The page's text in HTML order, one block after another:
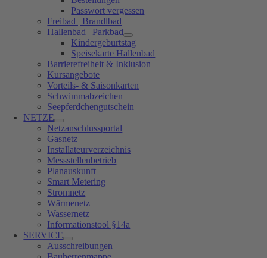
Passwort vergessen
Freibad | Brandlbad
Hallenbad | Parkbad
Kindergeburtstag
Speisekarte Hallenbad
Barrierefreiheit & Inklusion
Kursangebote
Vorteils- & Saisonkarten
Schwimmabzeichen
Seepferdchengutschein
NETZE
Netzanschlussportal
Gasnetz
Installateurverzeichnis
Messstellenbetrieb
Planauskunft
Smart Metering
Stromnetz
Wärmenetz
Wassernetz
Informationstool §14a
SERVICE
Ausschreibungen